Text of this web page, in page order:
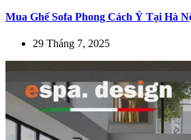
Mua Ghế Sofa Phong Cách Ý Tại Hà
29 Tháng 7, 2025